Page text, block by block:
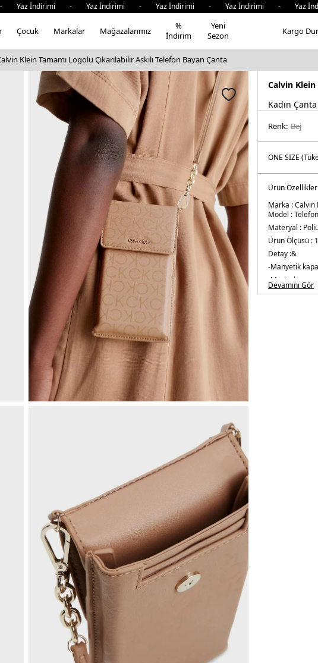
İndirimi - Yaz İndirimi - Yaz İndirimi - Yaz İndirimi -
Çocuk Markalar Mağazalarımız
%
İndirim
Yeni
Sezon
Kargo
Klein Tamamı Logolu Çıkarılabilir Askılı Telefon Bayan Çanta
Calvin Klein
Kadın Çanta
Renk: bej
Ürün Özellikleri
Marka :Calvin
Model :
Materyal :
Ürün Ölçüsü :
Detay :&
-Manyetik
-Marka logosu
-Maksimum
Devamını Gör